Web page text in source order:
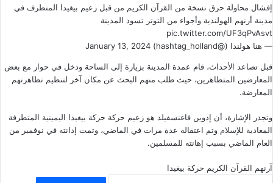
إفشال محاولة حرق نسخة من القرآن الكريم من قبل زعيم بيغيدا المتطرف في
مدينة أرنهم الهولندية وأجواء من التوتر تسود المدينة
pic.twitter.com/UF3qPvAsvt
— هنا هولندا (@hashtag_holland)
January 13, 2024
قبل تصاعد الأحداث، قام عمدة المدينة بزيارة إلى الساحة ودخل في حوار مع بعض
المعارضين المتظاهرين، حيث طلب منهم البحث عن مكان آخر لتنظيم تظاهرتهم
المعارضة.
وتجدر الإشارة، أن إدوين فاغنسفيلد هو زعيم حركة حركة بيغيدا اليمينية المتطرفة
المعادية للإسلام وتم اعتقاله عدة مرات في الماضي، وتمت إدانته في نوفمبر من
العام الماضي بسبب إهانته للمسلمين.
آرنهم القرآن الكريم حركة بيغيدا